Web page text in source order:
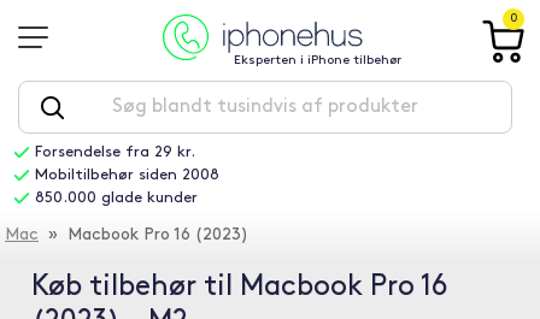
Eksperten i iPhone tilbehør
0
Forsendelse fra 29 kr.
Mobiltilbehør siden 2008
850.000 glade kunder
Mac » Macbook Pro 16 (2023)
Køb tilbehør til Macbook Pro 16